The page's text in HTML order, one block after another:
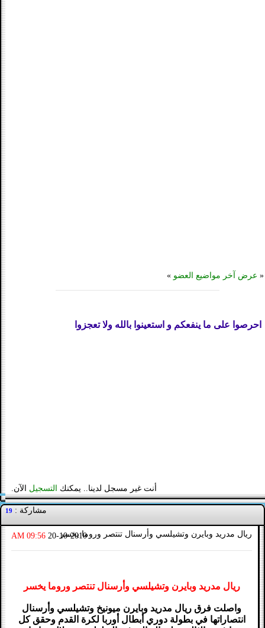
« عرض آخر مواضيع العضو »
احرصوا على ما ينفعكم و استعينوا بالله ولا تعجزوا
أنت غير مسجل لدينا.. يمكنك التسجيل الآن.
مشاركة : 19
ريال مدريد وبايرن وتشيلسي وأرسنال تنتصر وروما يخسر
20-10-2010
09:56 AM
ريال مدريد وبايرن وتشيلسي وأرسنال تنتصر وروما يخسر
واصلت فرق ريال مدريد وبايرن ميونيخ وتشيلسي وأرسنال
انتصاراتها في بطولة دوري أبطال أوربا لكرة القدم وحقق كل